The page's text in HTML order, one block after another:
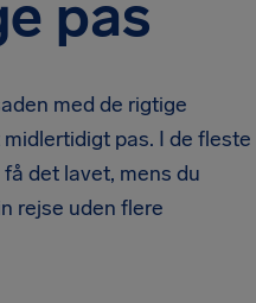
pas
med de rigtige
pas. I de fleste
det lavet, mens du
rejse uden flere